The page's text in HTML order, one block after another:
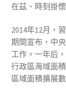
在茲、時刻掛懷
2014年12月，
期間宣布，中
工作。一年后
行政區海域面
區域面積擴展